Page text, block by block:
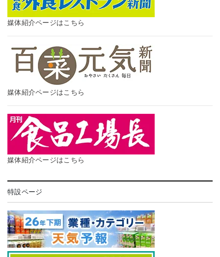
媒体紹介ページはこちら
媒体紹介ページはこちら
媒体紹介ページはこちら
特設ページ